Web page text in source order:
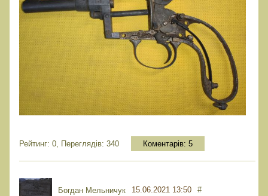
Рейтинг: 0, Переглядів: 340 Коментарів: 5
Богдан Мельничук 15.06.2021 13:50 #